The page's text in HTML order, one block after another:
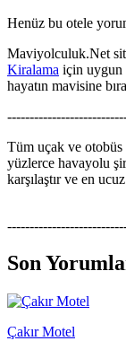
Henüz bu otele
Maviyolculuk.Net
Kiralama için uygun
hayatın mavisine
Tüm uçak ve otobüs
yüzlerce havayolu
karşılaştır ve en
Son
Çakır Motel